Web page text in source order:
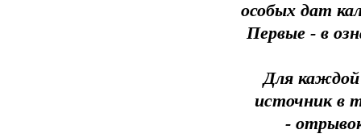
особых дат
Первые - в
Для
источник в
-